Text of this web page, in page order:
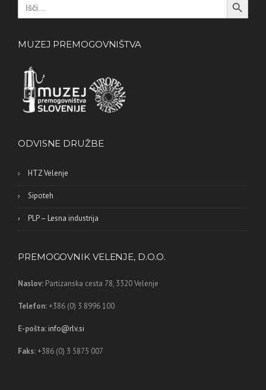
for:
MUZEJ PREMOGOVNIŠTVA
ODVISNE DRUŽBE
HTZ Velenje
Sipoteh
PLP – Lesna industrija
PREMOGOVNIK VELENJE, D.O.O.
Naslov: Partizanska cesta 78, 3320 Velenje
Telefon:+386 (0) 3 8996 100
E-pošta: info@rlv.si
Faks:+386 (0) 3 5875 007